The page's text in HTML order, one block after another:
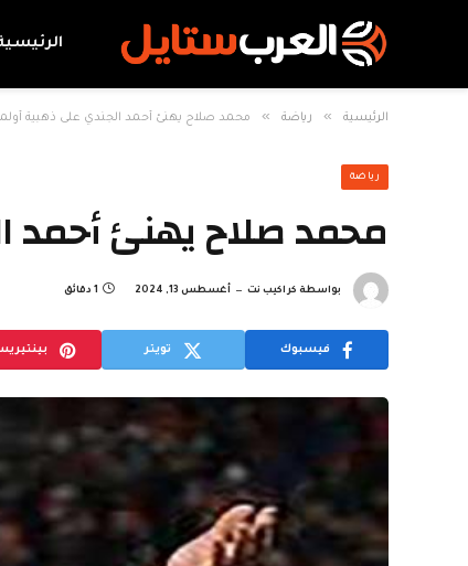
الرئيسية » رياضة » محمد صلاح يهنئ أحمد الجندي على ذهبية أولمبياد
رياضة
محمد صلاح يهنئ أحمد
بواسطة كراكيب نت أغسطس 13, 2024 1 دقائق
فيسبوك تويتر